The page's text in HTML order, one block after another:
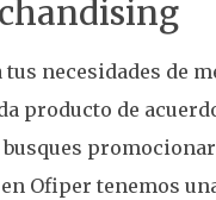
necesidades de
producto de
Ofiper tenemos